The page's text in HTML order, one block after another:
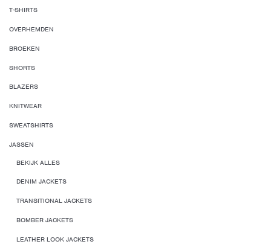
T-SHIRTS
OVERHEMDEN
BROEKEN
SHORTS
BLAZERS
KNITWEAR
SWEATSHIRTS
JASSEN
BEKIJK ALLES
DENIM JACKETS
TRANSITIONAL JACKETS
BOMBER JACKETS
LEATHER LOOK JACKETS